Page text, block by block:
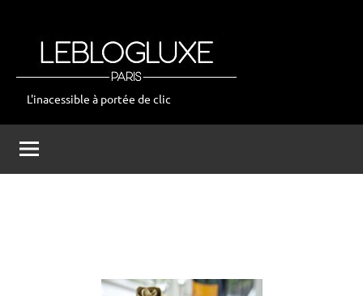
leblogluxe
L'inacessible à portée de clic